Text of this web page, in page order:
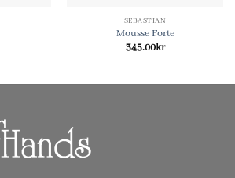
SEBASTIAN
Mousse Forte
345.00kr